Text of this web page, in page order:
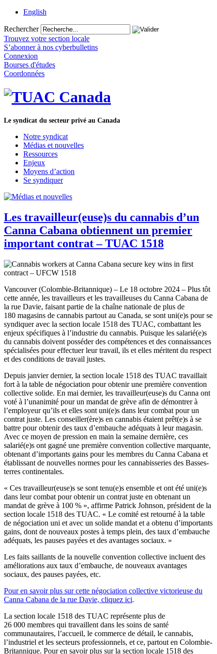
English
Rechercher
Trouvez votre section locale
S’abonner à nos cyberbulletins
Connexion
Bourses d'études
Coordonnées
Le syndicat du secteur privé au Canada
Notre syndicat
Médias et nouvelles
Ressources
Enjeux
Moyens d’action
Se syndiquer
Les travailleur(euse)s du cannabis d’un
Canna Cabana obtiennent un premier
important contrat – TUAC 1518
Vancouver (Colombie-Britannique) – Le 18 octobre 2024 – Plus tôt
cette année, les travailleurs et les travailleuses du Canna Cabana de
la rue Davie, faisant partie de la chaîne nationale de plus de
180 magasins de cannabis partout au Canada, se sont uni(e)s pour se
syndiquer avec la section locale 1518 des TUAC, combattant les
enjeux spécifiques à l’industrie du cannabis. Puisque les salarié(e)s
du cannabis doivent posséder des compétences et des connaissances
spécialisées pour effectuer leur travail, ils et elles méritent du respect
et des conditions de travail justes.
Depuis janvier dernier, la section locale 1518 des TUAC travaillait
fort à la table de négociation pour obtenir une première convention
collective solide. En mai dernier, les travailleur(euse)s du Canna ont
voté à l’unanimité pour un mandat de grève afin de démontrer à
l’employeur qu’ils et elles sont uni(e)s dans leur combat pour un
contrat juste. Les conseiller(ère)s en cannabis étaient prêt(e)s à se
battre pour obtenir des taux d’embauche adéquats à leur magasin.
Avec ce moyen de pression en main la semaine dernière, ces
salarié(e)s ont gagné une première convention collective marquante,
obtenant d’importants gains pour les membres du Canna Cabana et
établissant de nouvelles normes pour les cannabisseries des Basses-
terres continentales.
« Ces travailleur(euse)s se sont tenu(e)s ensemble et ont été uni(e)s
dans leur combat pour obtenir un contrat juste en obtenant un
mandat de grève à 100 % », affirme Patrick Johnson, président de la
section locale 1518 des TUAC. « Le comité est retourné à la table
de négociation uni et avec un solide mandat et a obtenu d’importants
gains, dont de nouveaux postes à temps plein, des taux d’embauche
adéquats, les pauses payées et des avantages sociaux. »
Les faits saillants de la nouvelle convention collective incluent des
améliorations aux taux d’embauche, de nouveaux avantages
sociaux, des pauses payées, etc.
Pour en savoir plus sur cette négociation collective victorieuse du
Canna Cabana de la rue Davie, cliquez ici.
La section locale 1518 des TUAC représente plus de
26 000 membres qui travaillent dans les soins de santé
communautaires, l’accueil, le commerce de détail, le cannabis,
l’industriel et les secteurs professionnels, et ce, partout en Colombie-
Britannique. Pour en savoir plus sur la section locale 1518 des